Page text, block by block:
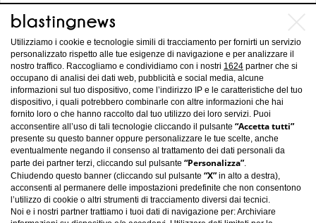
Come apparirebbero le principesse
Disney nel 2017
Utilizziamo i cookie e tecnologie simili di tracciamento per fornirti un servizio
personalizzato rispetto alle tue esigenze di navigazione e per analizzare il
nostro traffico. Raccogliamo e condividiamo con i nostri 1624 partner che si
occupano di analisi dei dati web, pubblicità e social media, alcune
informazioni sul tuo dispositivo, come l’indirizzo IP e le caratteristiche del tuo
dispositivo, i quali potrebbero combinarle con altre informazioni che hai
fornito loro o che hanno raccolto dal tuo utilizzo dei loro servizi. Puoi
acconsentire all’uso di tali tecnologie cliccando il pulsante “Accetta tutti”
presente su questo banner oppure personalizzare le tue scelte, anche
eventualmente negando il consenso al trattamento dei dati personali da
parte dei partner terzi, cliccando sul pulsante “Personalizza”.
Chiudendo questo banner (cliccando sul pulsante “X” in alto a destra),
acconsenti al permanere delle impostazioni predefinite che non consentono
l’utilizzo di cookie o altri strumenti di tracciamento diversi dai tecnici.
Noi e i nostri partner trattiamo i tuoi dati di navigazione per: Archiviare